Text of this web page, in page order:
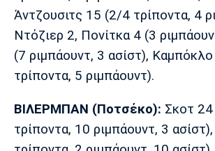
Άντζουσιτς 15 (2/4 τρίποντα, 4
Ντόζιερ 2, Πονίτκα 4 (3
(7 ριμπάουντ, 3 ασίστ),
τρίποντα, 5 ριμπάουντ).
ΒΙΛΕΡΜΠΑΝ (Ποτσέκο): Σκοτ
τρίποντα, 10 ριμπάουντ, 3